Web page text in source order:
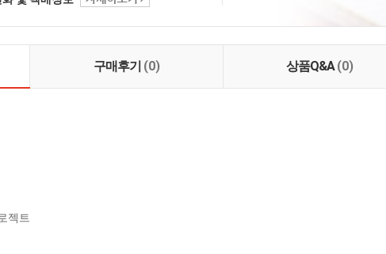
구매후기 (0) 상품Q&A(0)
젝트